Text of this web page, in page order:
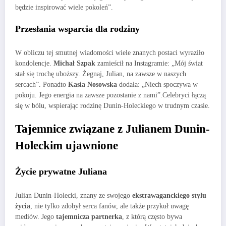
będzie inspirować wiele pokoleń”.
Przesłania wsparcia dla rodziny
W obliczu tej smutnej wiadomości wiele znanych postaci wyraziło
kondolencje. Michał Szpak zamieścił na Instagramie: „Mój świat
stał się trochę uboższy. Żegnaj, Julian, na zawsze w naszych
sercach”. Ponadto Kasia Nosowska dodała: „Niech spoczywa w
pokoju. Jego energia na zawsze pozostanie z nami”.Celebryci łączą
się w bólu, wspierając rodzinę Dunin-Holeckiego w trudnym czasie.
Tajemnice związane z Julianem Dunin-
Holeckim ujawnione
Życie prywatne Juliana
Julian Dunin-Holecki, znany ze swojego ekstrawaganckiego stylu
życia , nie tylko zdobył serca fanów, ale także przykuł uwagę
mediów. Jego tajemnicza partnerka , z którą często bywa